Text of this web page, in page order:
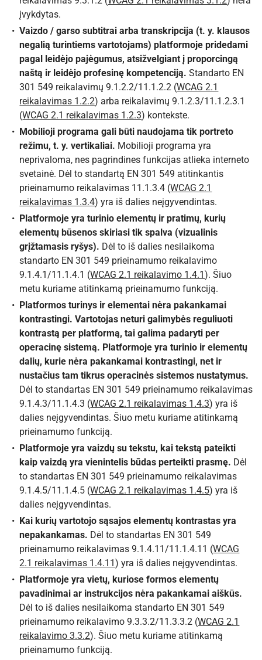
įvykdytas.
Vaizdo / garso subtitrai arba transkripcija (t. y. klausos
negalią turintiems vartotojams) platformoje pridedami
pagal leidėjo pajėgumus, atsižvelgiant į proporcingą
naštą ir leidėjo profesinę kompetenciją. Standarto EN
301 549 reikalavimų 9.1.2.2/11.1.2.2 (WCAG 2.1
reikalavimas 1.2.2) arba reikalavimų 9.1.2.3/11.1.2.3.1
(WCAG 2.1 reikalavimas 1.2.3) kontekste.
Mobilioji programa gali būti naudojama tik portreto
režimu, t. y. vertikaliai. Mobilioji programa yra
neprivaloma, nes pagrindines funkcijas atlieka interneto
svetainė. Dėl to standartą EN 301 549 atitinkantis
prieinamumo reikalavimas 11.1.3.4 (WCAG 2.1
reikalavimas 1.3.4) yra iš dalies neįgyvendintas.
Platformoje yra turinio elementų ir pratimų, kurių
elementų būsenos skiriasi tik spalva (vizualinis
grįžtamasis ryšys). Dėl to iš dalies nesilaikoma
standarto EN 301 549 prieinamumo reikalavimo
9.1.4.1/11.1.4.1 (WCAG 2.1 reikalavimo 1.4.1). Šiuo
metu kuriame atitinkamą prieinamumo funkciją.
Platformos turinys ir elementai nėra pakankamai
kontrastingi. Vartotojas neturi galimybės reguliuoti
kontrastą per platformą, tai galima padaryti per
operacinę sistemą. Platformoje yra turinio ir elementų
dalių, kurie nėra pakankamai kontrastingi, net ir
nustačius tam tikrus operacinės sistemos nustatymus.
Dėl to standartas EN 301 549 prieinamumo reikalavimas
9.1.4.3/11.1.4.3 (WCAG 2.1 reikalavimas 1.4.3) yra iš
dalies neįgyvendintas. Šiuo metu kuriame atitinkamą
prieinamumo funkciją.
Platformoje yra vaizdų su tekstu, kai tekstą pateikti
kaip vaizdą yra vienintelis būdas perteikti prasmę. Dėl
to standartas EN 301 549 prieinamumo reikalavimas
9.1.4.5/11.1.4.5 (WCAG 2.1 reikalavimas 1.4.5) yra iš
dalies neįgyvendintas.
Kai kurių vartotojo sąsajos elementų kontrastas yra
nepakankamas. Dėl to standartas EN 301 549
prieinamumo reikalavimas 9.1.4.11/11.1.4.11 (WCAG
2.1 reikalavimas 1.4.11) yra iš dalies neįgyvendintas.
Platformoje yra vietų, kuriose formos elementų
pavadinimai ar instrukcijos nėra pakankamai aiškūs.
Dėl to iš dalies nesilaikoma standarto EN 301 549
prieinamumo reikalavimo 9.3.3.2/11.3.3.2 (WCAG 2.1
reikalavimo 3.3.2). Šiuo metu kuriame atitinkamą
prieinamumo funkciją.